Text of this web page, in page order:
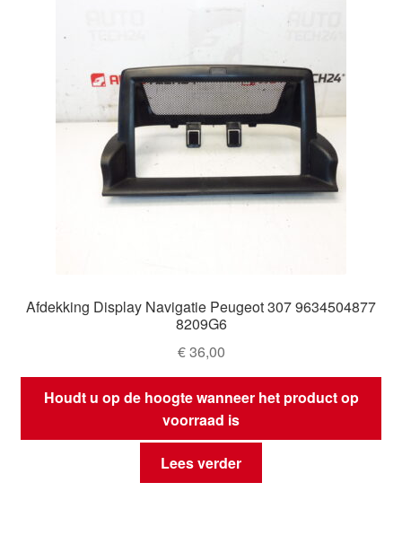
Afdekking Display Navigatie Peugeot 307 9634504877
8209G6
€36,00
Houdt u op de hoogte wanneer het product op
voorraad is
Lees verder